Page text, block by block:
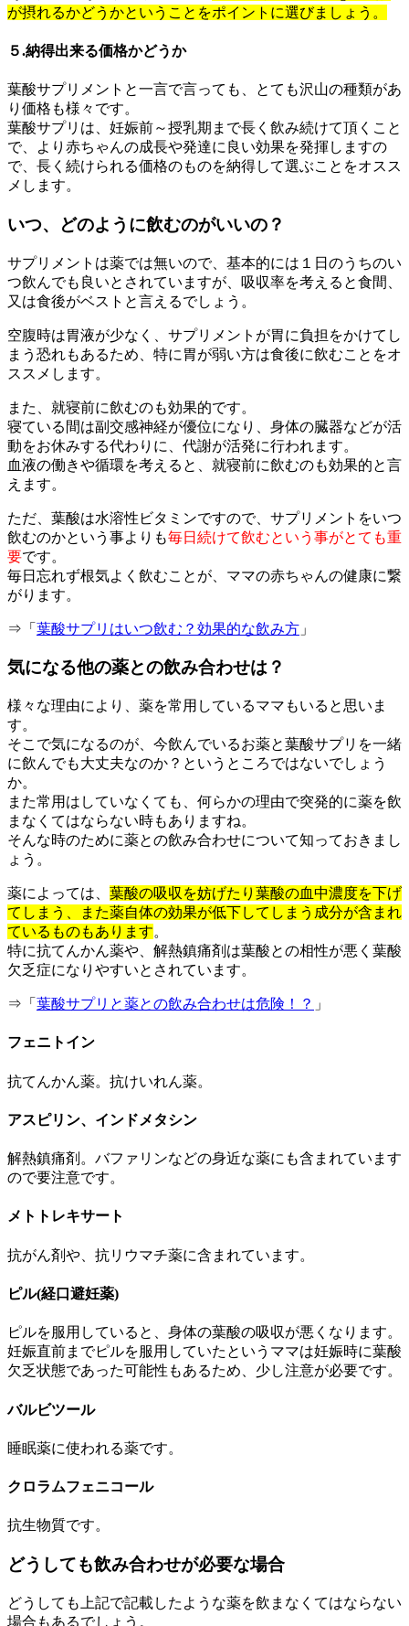
が摂れるかどうかということをポイントに選びましょう。
５.納得出来る価格かどうか
葉酸サプリメントと一言で言っても、とても沢山の種類があ
り価格も様々です。
葉酸サプリは、 妊娠前～授乳期まで長く飲み続けて頂くこと
で、より赤ちゃんの成長や発達に良い効果を発揮しますの
で、長く続けられる価格のものを納得して選ぶことをオスス
メします。
いつ、どのように飲むのがいいの？
サプリメントは薬では無いので、基本的には１日のうちのい
つ飲んでも良いとされていますが、吸収率を考えると食間、
又は食後がベストと言えるでしょう。
空腹時は胃液が少なく、サプリメントが胃に負担をかけてし
まう恐れもあるため、特に胃が弱い方は食後に飲むことをオ
ススメします。
また、就寝前に飲むのも効果的です。
寝ている間は副交感神経が優位になり、身体の臓器などが活
動をお休みする代わりに、代謝が活発に行われます。
血液の働きや循環を考えると、就寝前に飲むのも効果的と言
えます。
ただ、葉酸は水溶性ビタミンですので、サプリメントをいつ
飲むのかという事よりも毎日続けて飲むという事がとても重
要です。
毎日忘れず根気よく飲むことが、ママの赤ちゃんの健康に繋
がります。
⇒「 葉酸サプリはいつ飲む？効果的な飲み方 」
気になる他の薬との飲み合わせは？
様々な理由により、薬を常用しているママもいると思いま
す。
そこで気になるのが、今飲んでいるお薬と葉酸サプリを一緒
に飲んでも大丈夫なのか？というところではないでしょう
か。
また常用はしていなくても、何らかの理由で突発的に薬を飲
まなくてはならない時もありますね。
そんな時のために薬との飲み合わせについて知っておきまし
ょう。
薬によっては、 葉酸の吸収を妨げたり葉酸の血中濃度を下げ
てしまう、また薬自体の効果が低下してしまう成分が含まれ
ているものもあります。
特に抗てんかん薬や、解熱鎮痛剤は葉酸との相性が悪く葉酸
欠乏症になりやすいとされています。
⇒「 葉酸サプリと薬との飲み合わせは危険！？ 」
フェニトイン
抗てんかん薬。抗けいれん薬。
アスピリン、インドメタシン
解熱鎮痛剤。バファリンなどの身近な薬にも含まれています
ので要注意です。
メトトレキサート
抗がん剤や、抗リウマチ薬に含まれています。
ピル(経口避妊薬)
ピルを服用していると、身体の葉酸の吸収が悪くなります。
妊娠直前までピルを服用していたというママは妊娠時に葉酸
欠乏状態であった可能性もあるため、少し注意が必要です。
バルビツール
睡眠薬に使われる薬です。
クロラムフェニコール
抗生物質です。
どうしても飲み合わせが必要な場合
どうしても上記で記載したような薬を飲まなくてはならない
場合もあるでしょう。